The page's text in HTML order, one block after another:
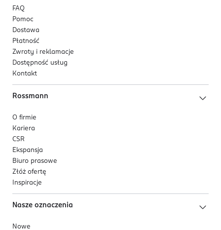
FAQ
Pomoc
Dostawa
Płatność
Zwroty i reklamacje
Dostępność usług
Kontakt
Rossmann
O firmie
Kariera
CSR
Ekspansja
Biuro prasowe
Złóż ofertę
Inspiracje
Nasze oznaczenia
Nowe